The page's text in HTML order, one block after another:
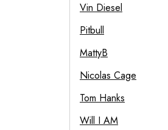
Vin Diesel
Pitbull
MattyB
Nicolas Cage
Tom Hanks
Will I AM